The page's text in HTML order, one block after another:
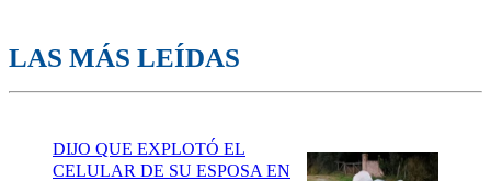
LAS MÁS LEÍDAS
DIJO QUE EXPLOTÓ EL
CELULAR DE SU ESPOSA EN